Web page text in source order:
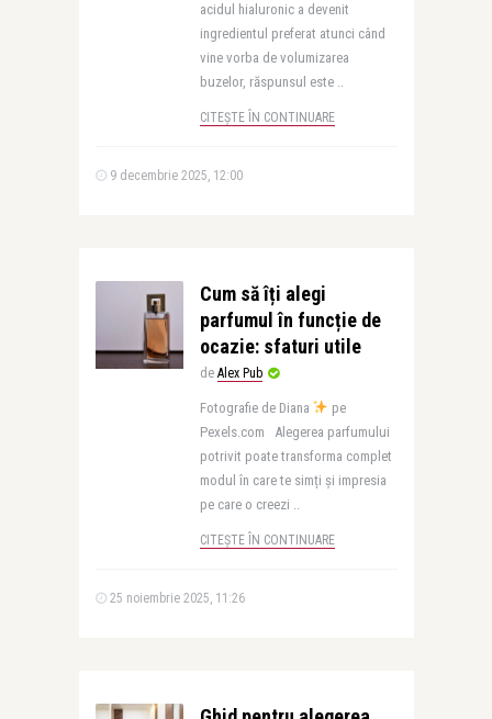
acidul hialuronic a devenit
ingredientul preferat atunci când
vine vorba de volumizarea
buzelor, răspunsul este ..
CITEȘTE ÎN CONTINUARE
9 decembrie 2025, 12:00
Cum să îți alegi
parfumul în funcție de
ocazie: sfaturi utile
de Alex Pub
Fotografie de Diana
pe
Pexels.com Alegerea parfumului
potrivit poate transforma complet
modul în care te simți și impresia
pe care o creezi ..
CITEȘTE ÎN CONTINUARE
25 noiembrie 2025, 11:26